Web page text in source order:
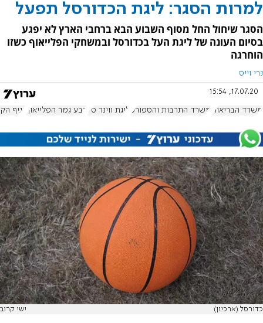
למרות הסגר: ליגת הכדורסל תפעל
הסגר שיחול החל מסוף השבוע הבא ברחבי הארץ לא יפגע
בסיום העונה של ליגת העל בכדורסל ובמשחקי הפלייאוף כשזו
הוחרגה
נרי וייס
17.07.20, 15:54
משרד הבריאות משרד התרבות והספורט ליגת ווינר סל רבע גמר הפלייאוף נגיף
כדורסל (ארכיון) ישי קרוב